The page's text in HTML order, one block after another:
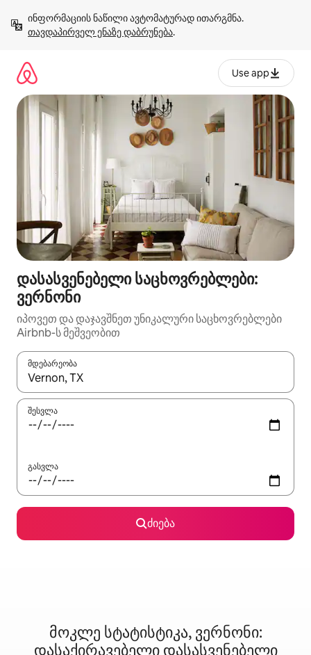
გადასვლა
თავდაპირველ ენაზე დაბრუნება.
Use app
დასასვენებელი საცხოვრებლები:
ვერნონი
იპოვეთ და დაჯავშნეთ უნიკალური საცხოვრებლები
Airbnb-ს მეშვეობით
მდებარეობა
როცა შედეგები ხელმისაწვდომი გახდება, ნავიგაციისთვის
შესვლა
გასვლა
ძიება
მოკლე სტატისტიკა, ვერნონი:
დასაქირავებელი დასასვენებელი